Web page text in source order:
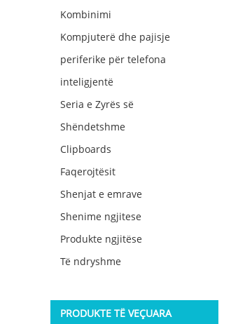
Kombinimi
Kompjuterë dhe pajisje
periferike për telefona
inteligjentë
Seria e Zyrës së
Shëndetshme
Clipboards
Faqerojtësit
Shenjat e emrave
Shenime ngjitese
Produkte ngjitëse
Të ndryshme
PRODUKTE TË VEÇUARA